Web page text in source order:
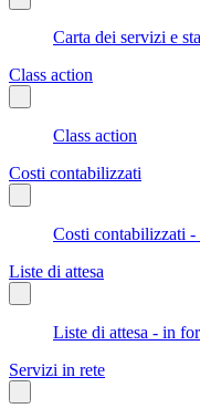
Carta dei servizi e
Class action
Class action
Costi contabilizzati
Costi contabilizzati
Liste di attesa
Liste di attesa - in
Servizi in rete